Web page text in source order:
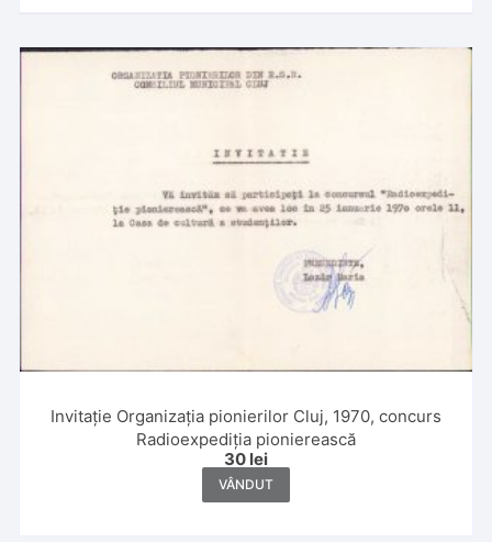
Invitație Organizația pionierilor Cluj, 1970, concurs
Radioexpediția pionierească
30 lei
VÂNDUT